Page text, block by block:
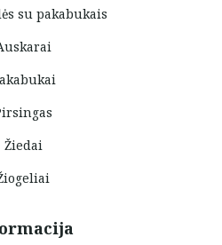
su pakabukais
Žiedai